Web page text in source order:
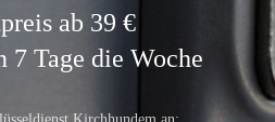
ab 39 €
7 Tage die Woche